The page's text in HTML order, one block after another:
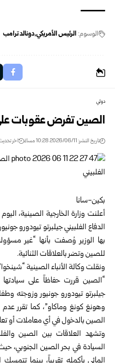
الوسوم: الرئيس الأمريكي دونالد ترامب
دولي
الصين تفرض عقوبات على
تاريخ النشر: 2026/06/11 10:28 مساءً اخر تحديث: 2026/06/11
بكين-سانا
أعلنتوزارة الخارجية الصينية،
الدفاع الفلبيني جيلبرتو تيودورو
بها الوزير وُصفت بأنها “غير
للصين وتضر بالعلاقات الثنائية.
ونقلت وكالة الأنباء الصينية
“الصين قررت حفاظاً على سيادتها
جيلبرتو تيودورو جونيور وزوجته
وهونغ كونغ وماكاو”، كما تقرر
الصين بالدخول في أي معاملات أو
وتشهد العلاقات بين الصين
السيادة في بحر ⁠الصين الجنوبي،